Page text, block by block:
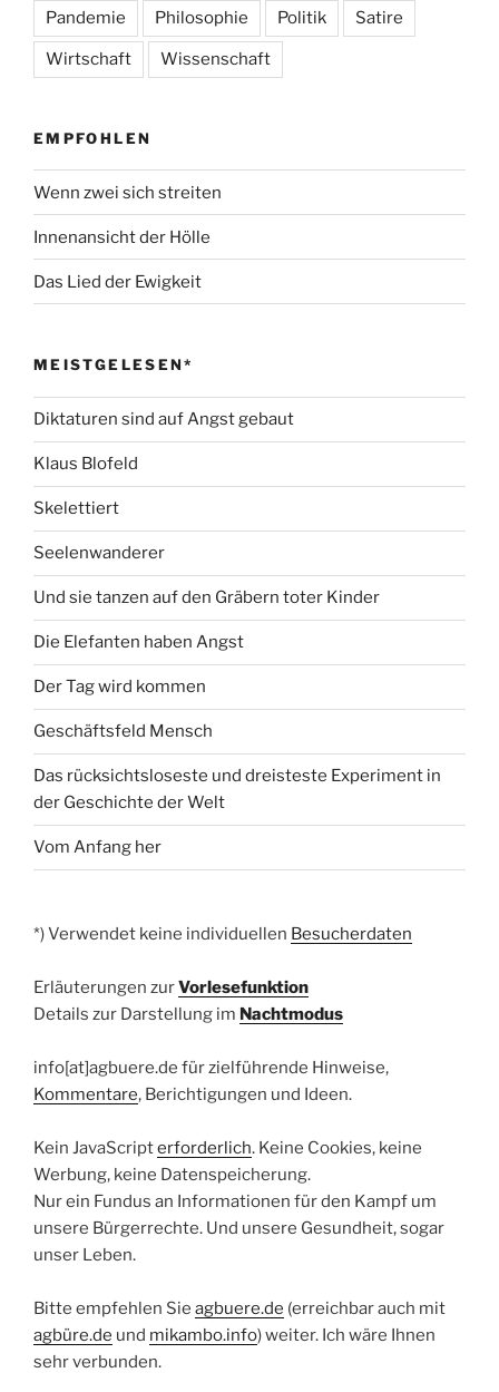
Pandemie Philosophie Politik Satire
Wirtschaft Wissenschaft
EMPFOHLEN
Wenn zwei sich streiten
Innenansicht der Hölle
Das Lied der Ewigkeit
MEISTGELESEN*
Diktaturen sind auf Angst gebaut
Klaus Blofeld
Skelettiert
Seelenwanderer
Und sie tanzen auf den Gräbern toter Kinder
Die Elefanten haben Angst
Der Tag wird kommen
Geschäftsfeld Mensch
Das rücksichtsloseste und dreisteste Experiment in
der Geschichte der Welt
Vom Anfang her
*) Verwendet keine individuellen Besucherdaten
Erläuterungen zurVorlesefunktion
Details zur Darstellung im Nachtmodus
info[at]agbuere.de für zielführende Hinweise,
Kommentare, Berichtigungen und Ideen.
Kein JavaScripterforderlich. Keine Cookies, keine
Werbung, keine Datenspeicherung.
Nur ein Fundus an Informationen für den Kampf um
unsere Bürgerrechte. Und unsere Gesundheit, sogar
unser Leben.
Bitte empfehlen Sie agbuere.de (erreichbar auch mit
agbüre.de und mikambo.info) weiter. Ich wäre Ihnen
sehr verbunden.